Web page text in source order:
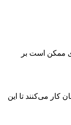
ممکن است بر
کار می‌کنند تا این